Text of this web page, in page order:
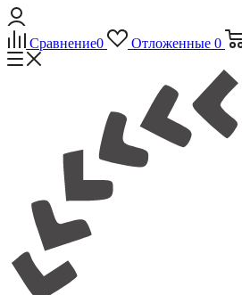
Сравнение0 Отложенные 0